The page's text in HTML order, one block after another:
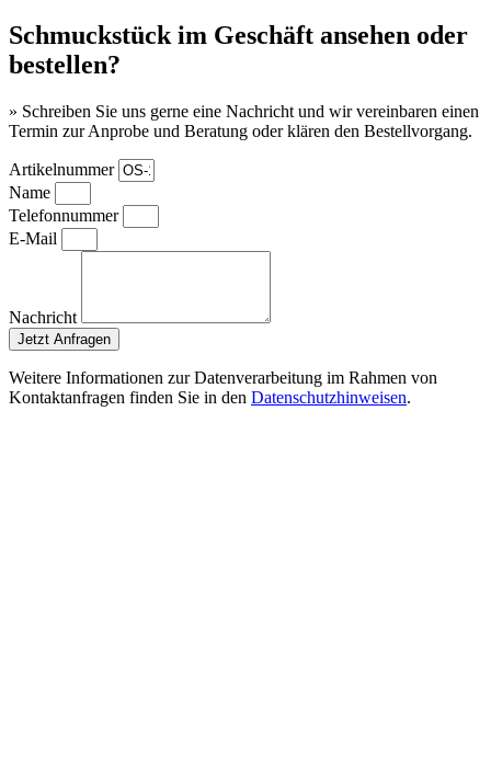
Schmuckstück im Geschäft ansehen oder
bestellen?
» Schreiben Sie uns gerne eine Nachricht und wir vereinbaren einen
Termin zur Anprobe und Beratung oder klären den Bestellvorgang.
Artikelnummer
Name
Telefonnummer
E-Mail
Nachricht
Jetzt Anfragen
Weitere Informationen zur Datenverarbeitung im Rahmen von
Kontaktanfragen finden Sie in den Datenschutzhinweisen.